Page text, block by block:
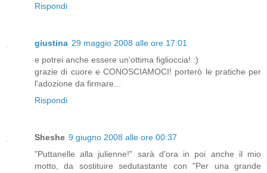
Rispondi
giustina 29 maggio 2008 alle ore 17:01
e potrei anche essere un'ottima figlioccia! :)
grazie di cuore e CONOSCIAMOCI! porterò le pratiche per
l'adozione da firmare...
Rispondi
Sheshe 9 giugno 2008 alle ore 00:37
"Puttanelle alla julienne!" sarà d'ora in poi anche il mio
motto, da sostituire sedutastante con "Per una grande